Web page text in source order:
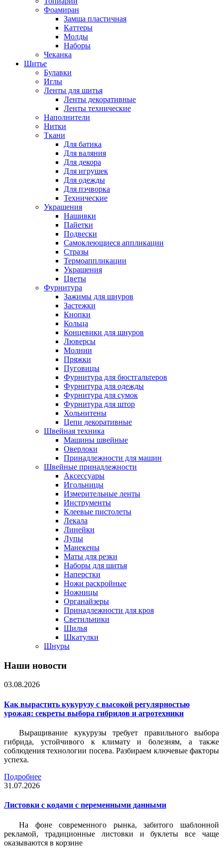
Фоамиран
Замша пластичная
Каттеры
Молды
Наборы
Чеканка
Шитье
Булавки
Иглы
Ленты для шитья
Ленты декоративные
Ленты технические
Наполнители
Нитки
Ткани
Для батика
Для валяния
Для декора
Для игрушек
Для одежды
Для пэчворка
Технические
Украшения
Нашивки
Пайетки
Подвески
Самоклеющиеся аппликации
Стразы
Термоаппликации
Украшения
Цветы
Фурнитура
Зажимы для шнуров
Застежки
Кнопки
Кольца
Концевики для шнуров
Люверсы
Молнии
Пряжки
Пуговицы
Фурнитура для бюстгальтеров
Фурнитура для одежды
Фурнитура для сумок
Фурнитура для штор
Хольнитены
Цепи декоративные
Швейная техника
Машины швейные
Оверлоки
Принадлежности для машин
Швейные принадлежности
Аксессуары
Игольницы
Измерительные ленты
Инструменты
Клеевые пистолеты
Лекала
Линейки
Лупы
Манекены
Маты для резки
Наборы для шитья
Наперстки
Ножи раскройные
Ножницы
Органайзеры
Принадлежности для кроя
Светильники
Шилья
Шкатулки
Шнуры
Наши новости
03.08.2026
Как вырастить кукурузу с высокой регулярностью
урожая: секреты выбора гибридов и агротехники
Выращивание кукурузы требует правильного выбора
гибрида, устойчивого к климату и болезням, а также
соблюдения технологии посева. Разбираем ключевые факторы
успеха.
Подробнее
31.07.2026
Листовки c кодами с переменными данными
На фоне современного рынка, забитого шаблонной
рекламой, традиционные листовки и буклеты все чаще
оказываются в корзине